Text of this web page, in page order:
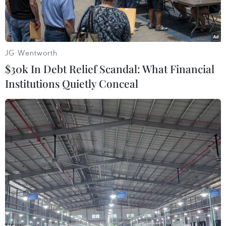
Chuyển bệnh nhân COVID-19 tới bệnh viện ở Naples, Italy,
ngày 12/11/2020. (Ảnh: AFP/TTXVN)
Ngày 23/6, Tòa án cấp bộ trưởng Rome đã hủy
các vụ kiện chống lại các cựu Bộ trưởng Y tế
Roberto Speranza, Beatrice Lorenzin và Giulia
JG Wentworth
$30k In Debt Relief Scandal: What Financial
Institutions Quietly Conceal